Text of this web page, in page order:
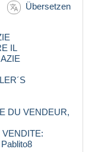
Übersetzen
IL
DU VENDEUR,
VENDITE: